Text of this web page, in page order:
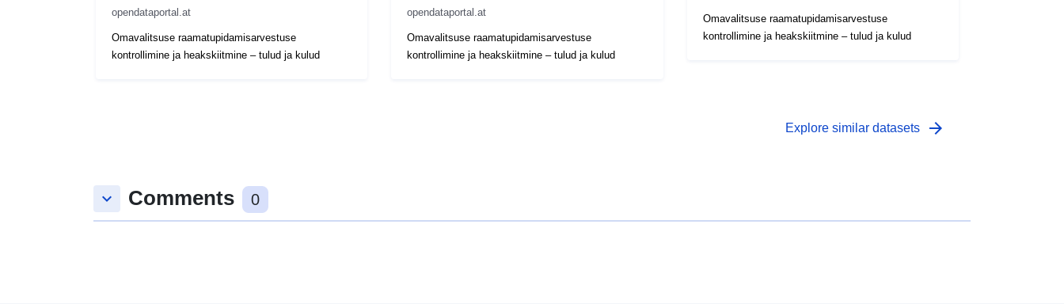
opendataportal.at
Omavalitsuse raamatupidamisarvestuse
kontrollimine ja heakskiitmine – tulud ja kulud
opendataportal.at
Omavalitsuse raamatupidamisarvestuse
kontrollimine ja heakskiitmine – tulud ja kulud
Omavalitsuse raamatupidamisarvestuse
kontrollimine ja heakskiitmine – tulud ja kulud
Explore similar datasets arrow_forward
keyboard_arrow_down Comments 0